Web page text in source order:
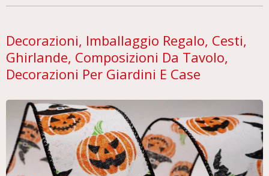
Decorazioni, Imballaggio Regalo, Cesti,
Ghirlande, Composizioni Da Tavolo,
Decorazioni Per Giardini E Case